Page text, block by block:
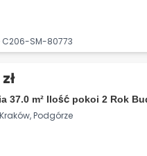
SM-80773
37.0 m² Ilość pokoi 2 Rok
Podgórze